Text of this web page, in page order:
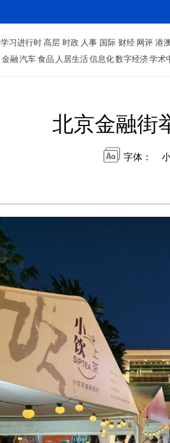
学习进行时 高层 时政 人事 国际 财经 网评 港
金融 汽车 食品 人居生活信息化数字经济学术
北京金融街
字体：